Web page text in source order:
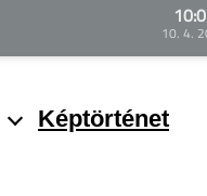
10. 4.
Képtörténet